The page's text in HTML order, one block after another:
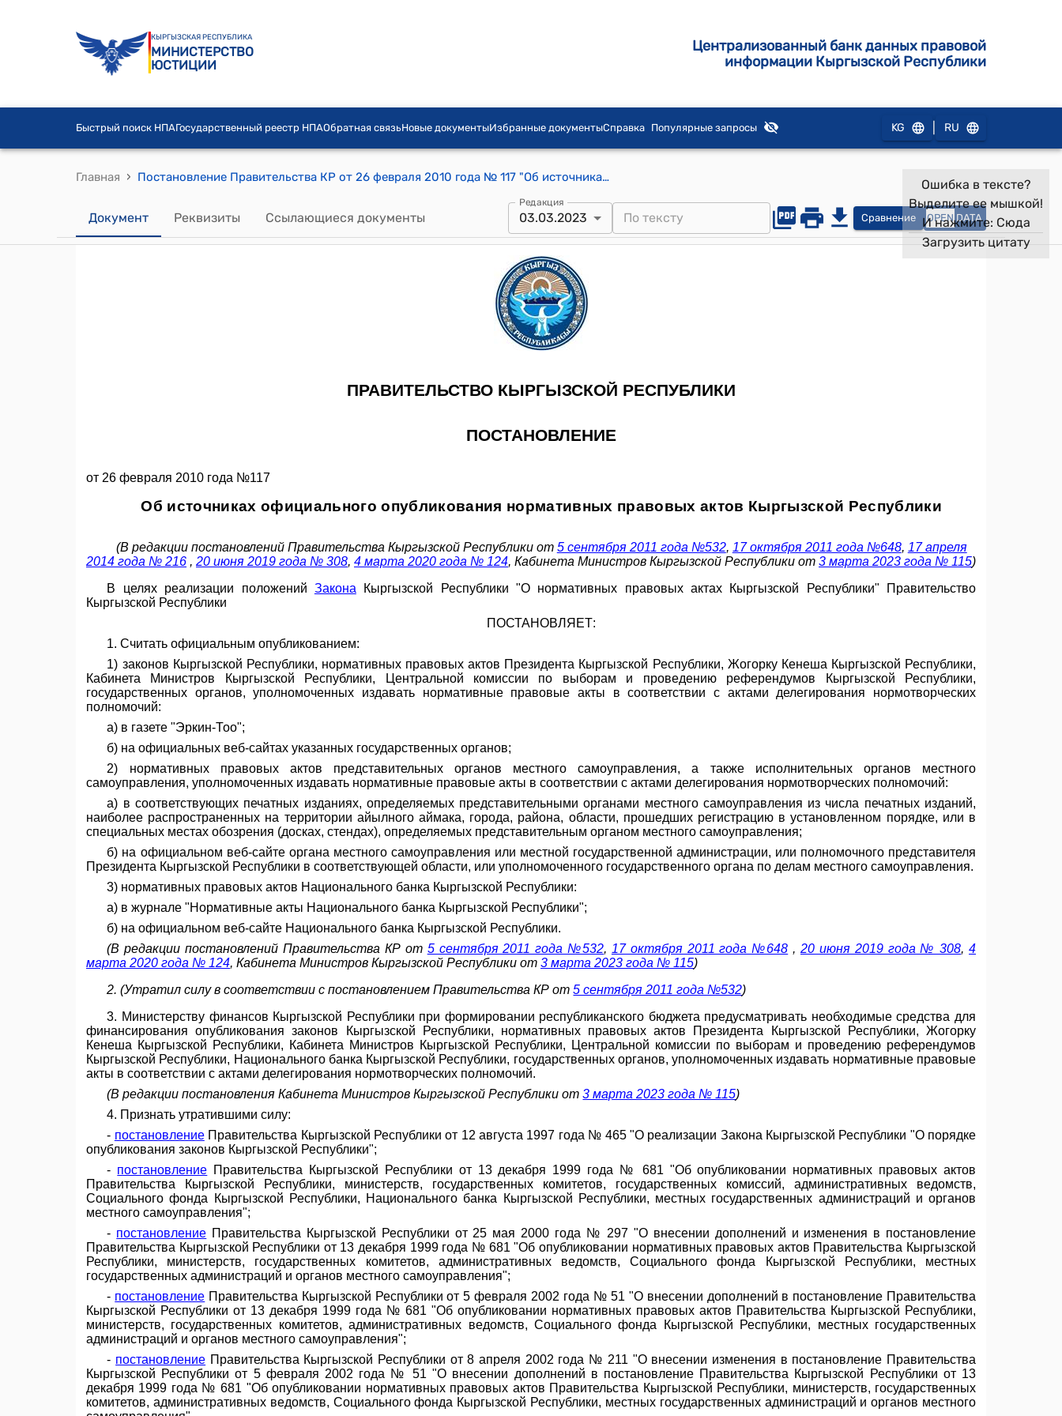
КЫРГЫЗСКАЯ РЕСПУБЛИКА
МИНИСТЕРСТВО
ЮСТИЦИИ
Централизованный банк данных правовой
информации Кыргызской Республики
Быстрый поиск НПАГосударственный реестр НПАОбратная связьНовые документыИзбранные документыСправка Популярные запросы KG RU
Главная › Постановление Правительства КР от 26 февраля 2010 года № 117 "Об источниках официального опубликования нормативных правовых актов Кыргызской Республики"
Документ Реквизиты Ссылающиеся документы
Редакция
03.03.2023 Сравнение OPEN DATA
Ошибка в тексте?
Выделите ее мышкой!
И нажмите: Сюда
Загрузить цитату